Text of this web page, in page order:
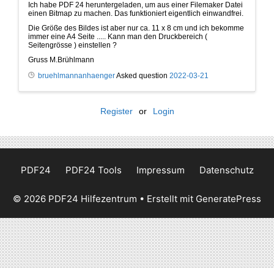
Ich habe PDF 24 heruntergeladen, um aus einer Filemaker Datei
einen Bitmap zu machen. Das funktioniert eigentlich einwandfrei.
Die Größe des Bildes ist aber nur ca. 11 x 8 cm und ich bekomme
immer eine A4 Seite ..... Kann man den Druckbereich (
Seitengrösse ) einstellen ?
Gruss M.Brühlmann
bruehlmannanhaengerAsked question 2022-03-21
Register or Login
PDF24 PDF24 Tools Impressum Datenschutz
© 2026 PDF24 Hilfezentrum • Erstellt mit GeneratePress